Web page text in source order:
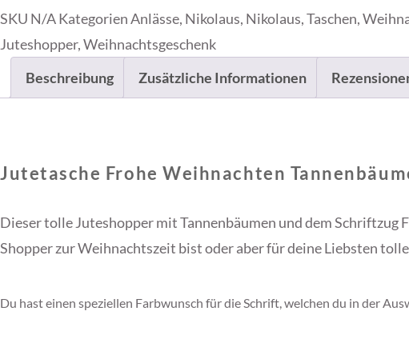
Weihnachten
Tannenbäume
Menge
SKU N/AKategorienAnlässe, Nikolaus, Nikolaus,Taschen,
Juteshopper,Weihnachtsgeschenk
Beschreibung
Zusätzliche Informationen
Jutetasche Frohe Weihnachten
Dieser tolle Juteshopper mit Tannenbäumen und dem Schriftzug
Shopper zur Weihnachtszeit bist oder aber für deine Liebsten
Du hast einen speziellen Farbwunsch für die Schrift, welchen du in der